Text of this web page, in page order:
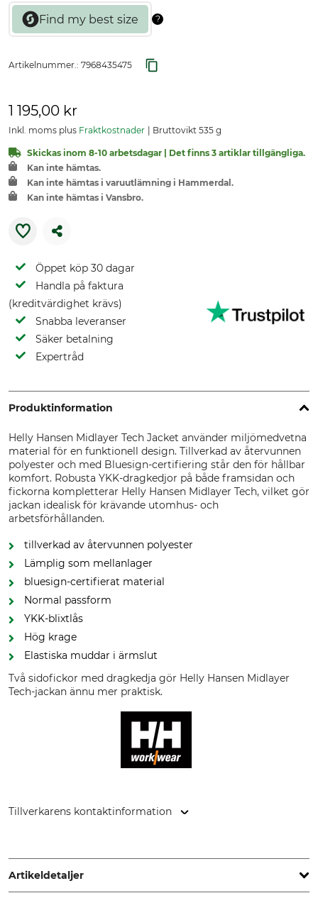
Artikelnummer.: 7968435475
1 195,00 kr
Inkl. moms plus Fraktkostnader Bruttovikt 535 g
Skickas inom 8-10 arbetsdagar | Det finns 3 artiklar tillgängliga.
Kan inte hämtas.
Kan inte hämtas i varuutlämning i Hammerdal.
Kan inte hämtas i Vansbro.
Öppet köp 30 dagar
Handla på faktura
(kreditvärdighet krävs)
Snabba leveranser
Säker betalning
Expertråd
Produktinformation
Helly Hansen Midlayer Tech Jacket använder miljömedvetna
material för en funktionell design. Tillverkad av återvunnen
polyester och med Bluesign-certifiering står den för hållbar
komfort. Robusta YKK-dragkedjor på både framsidan och
fickorna kompletterar Helly Hansen Midlayer Tech, vilket gör
jackan idealisk för krävande utomhus- och
arbetsförhållanden.
tillverkad av återvunnen polyester
Lämplig som mellanlager
bluesign-certifierat material
Normal passform
YKK-blixtlås
Hög krage
Elastiska muddar i ärmslut
Två sidofickor med dragkedja gör Helly Hansen Midlayer
Tech-jackan ännu mer praktisk.
Tillverkarens kontaktinformation
München, Germany, www.hellyhansen.com
Artikeldetaljer